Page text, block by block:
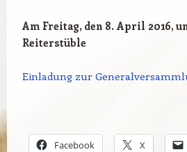
Am Freitag, den 8. April 2016,
Reiterstüble
Einladung zur
Facebook X